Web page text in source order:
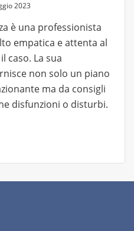
2023
è una professionista
empatica e attenta al
caso. La sua
non solo un piano
ma da consigli
disfunzioni o disturbi.